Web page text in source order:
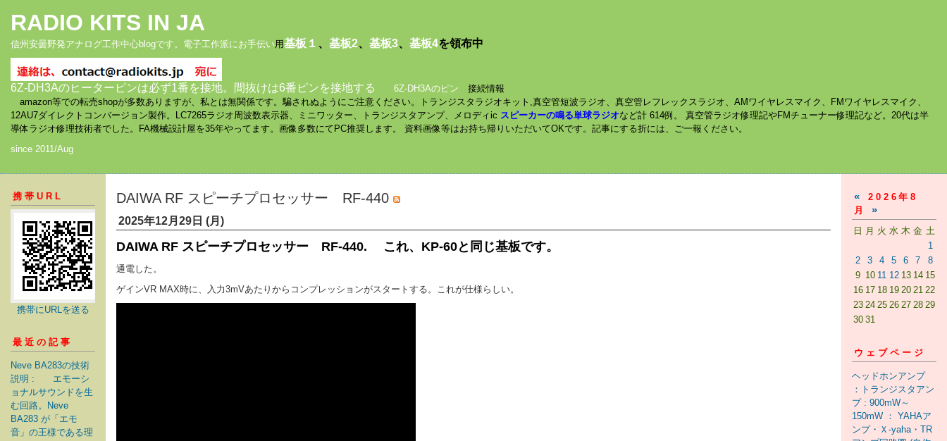
RADIO KITS IN JA
信州安曇野発アナログ工作中心blogです。電子工作派にお手伝い用基板１ 、 基板2、 基板3、 基板4を領布中
6Z-DH3Aのヒーターピンは必ず1番を接地。間抜けは6番ピンを接地する 6Z-DH3Aのピン 接続情報
amazon等での転売shopが多数ありますが、私とは無関係です。騙されぬようにご注意ください。トランジスタラジオキット,真空管短波ラジオ、真空管レフレックスラジオ、AMワイヤレスマイク、FMワイヤレスマイク、
12AU7ダイレクトコンバージョン製作。LC7265ラジオ周波数表示器、ミニワッター、トランジスタアンプ、メロディic スピーカーの鳴る単球ラジオなど計 614例。 真空管ラジオ修理記やFMチューナー修理記など。20代は半
導体ラジオ修理技術者でした。FA機械設計屋を35年やってます。画像多数にてPC推奨します。 資料画像等はお持ち帰りいただいてOKです。記事にする折には、ご一報ください。
since 2011/Aug
携帯URL
携帯にURLを送る
最近の記事
Neve BA283の技術
説明 : エモーシ
ョナルサウンドを生
む回路。Neve
BA283 が「エモ
音」の王様である理
DAIWA RF スピーチプロセッサー RF-440
2025年12月29日 (月)
DAIWA RF スピーチプロセッサー RF-440. これ、KP-60と同じ基板です。
通電した。
ゲインVR MAX時に、入力3mVあたりからコンプレッションがスタートする。これが仕様らしい。
« 2026年8
月
»
日 月 火 水 木 金 土
1
2
3 4 5 6 7
8
9 10 11 12 13 14 15
16 17 18 19 20 21 22
23 24 25 26 27 28 29
30 31
ウェブページ
ヘッドホンアンプ
：トランジスタアン
プ : 900mW～
150mW ： YAHAア
ンプ・Ｘ-yaha・TR